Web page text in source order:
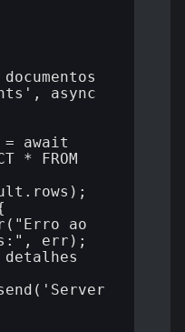
async
await
* FROM
ao
err);